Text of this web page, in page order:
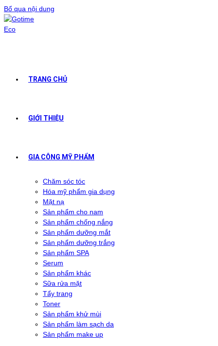
Bổ qua nội dung
TRANG CHỦ
GIỚI THIỆU
GIA CÔNG MỸ PHẨM
Chăm sóc tóc
Hóa mỹ phẩm gia dụng
Mặt nạ
Sản phẩm cho nam
Sản phẩm chống nắng
Sản phẩm dưỡng mắt
Sản phẩm dưỡng trắng
Sản phẩm SPA
Serum
Sản phẩm khác
Sữa rửa mặt
Tẩy trang
Toner
Sản phẩm khử mùi
Sản phẩm làm sạch da
Sản phẩm make up